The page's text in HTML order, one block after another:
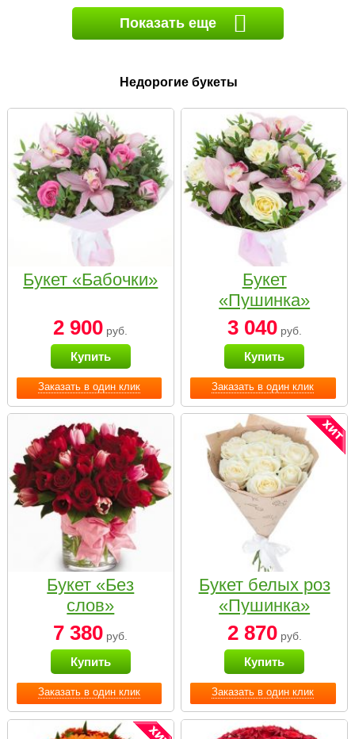
Показать еще
Недорогие букеты
Заказать в один клик
Букет «Бабочки»
2 900 руб.
Купить
Заказать в один клик
Букет
«Пушинка»
3 040руб.
Купить
Заказать в один клик
Букет «Без
слов»
7 380 руб.
Купить
Заказать в один клик
Букет белых роз
«Пушинка»
2 870руб.
Купить